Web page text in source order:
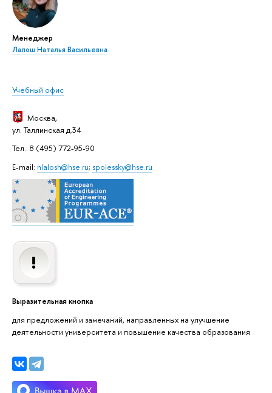
Менеджер
Лалош Наталья Васильевна
Учебный офис
Москва,
ул. Таллинская д.34
Тел.: 8 (495) 772-95-90
E-mail: nlalosh@hse.ru; spolessky@hse.ru
Выразительная кнопка
для предложений и замечаний, направленных на улучшение
деятельности университета и повышение качества образования